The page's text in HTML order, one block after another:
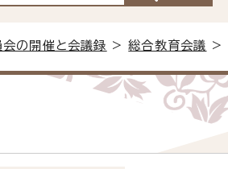
会の開催と会議録 >総合教育会議 >